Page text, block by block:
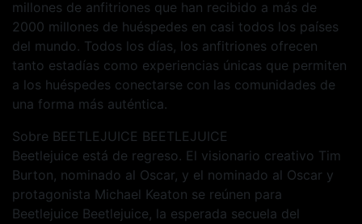
millones de anfitriones que han recibido a más de
2000 millones de huéspedes en casi todos los países
del mundo. Todos los días, los anfitriones ofrecen
tanto estadías como experiencias únicas que permiten
a los huéspedes conectarse con las comunidades de
una forma más auténtica.
Sobre BEETLEJUICE BEETLEJUICE
Beetlejuice está de regreso. El visionario creativo Tim
Burton, nominado al Oscar, y el nominado al Oscar y
protagonista Michael Keaton se reúnen para
Beetlejuice Beetlejuice, la esperada secuela del